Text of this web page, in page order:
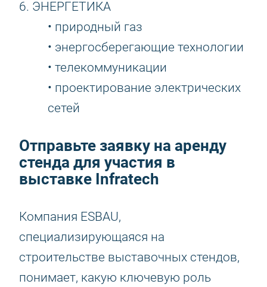
6. ЭНЕРГЕТИКА
• природный газ
• энергосберегающие технологии
• телекоммуникации
• проектирование электрических
сетей
Отправьте заявку на аренду
стенда для участия в
выставке Infratech
Компания ESBAU,
специализирующаяся на
строительстве выставочных стендов,
понимает, какую ключевую роль